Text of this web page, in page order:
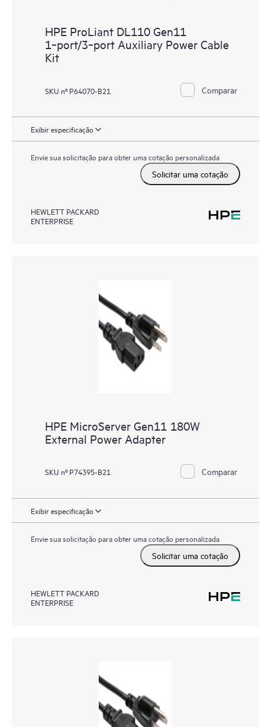
HPE ProLiant DL110 Gen11
1‑port/3‑port Auxiliary Power Cable
Kit
SKU nº P64070-B21 Comparar
Exibir especificação
Envie sua solicitação para obter uma cotação personalizada
Solicitar uma cotação
HEWLETT PACKARD
ENTERPRISE
HPE MicroServer Gen11 180W
External Power Adapter
SKU nº P74395-B21 Comparar
Exibir especificação
Envie sua solicitação para obter uma cotação personalizada
Solicitar uma cotação
HEWLETT PACKARD
ENTERPRISE